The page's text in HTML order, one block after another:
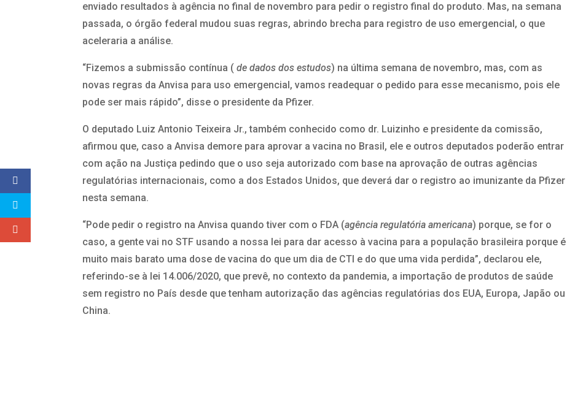
enviado resultados à agência no final de novembro para pedir o registro final do produto. Mas, na semana
passada, o órgão federal mudou suas regras, abrindo brecha para registro de uso emergencial, o que
aceleraria a análise.
“Fizemos a submissão contínua (de dados dos estudos) na última semana de novembro, mas, com as
novas regras da Anvisa para uso emergencial, vamos readequar o pedido para esse mecanismo, pois ele
pode ser mais rápido”, disse o presidente da Pfizer.
O deputado Luiz Antonio Teixeira Jr., também conhecido como dr. Luizinho e presidente da comissão,
afirmou que, caso a Anvisa demore para aprovar a vacina no Brasil, ele e outros deputados poderão entrar
com ação na Justiça pedindo que o uso seja autorizado com base na aprovação de outras agências
regulatórias internacionais, como a dos Estados Unidos, que deverá dar o registro ao imunizante da Pfizer
nesta semana.
“Pode pedir o registro na Anvisa quando tiver com o FDA (agência regulatória americana) porque, se for o
caso, a gente vai no STF usando a nossa lei para dar acesso à vacina para a população brasileira porque é
muito mais barato uma dose de vacina do que um dia de CTI e do que uma vida perdida”, declarou ele,
referindo-se à lei 14.006/2020, que prevê, no contexto da pandemia, a importação de produtos de saúde
sem registro no País desde que tenham autorização das agências regulatórias dos EUA, Europa, Japão ou
China.